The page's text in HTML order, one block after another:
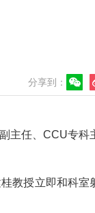
分享到：
主任、CCU专科
教授立即和科室